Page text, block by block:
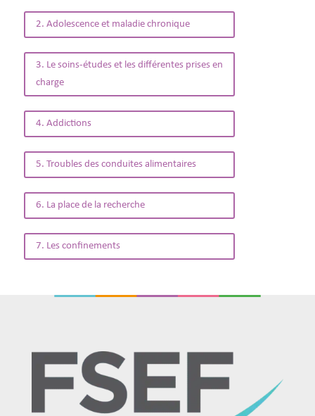
2. Adolescence et maladie chronique
3. Le soins-études et les différentes prises en
charge
4. Addictions
5. Troubles des conduites alimentaires
6. La place de la recherche
7. Les confinements